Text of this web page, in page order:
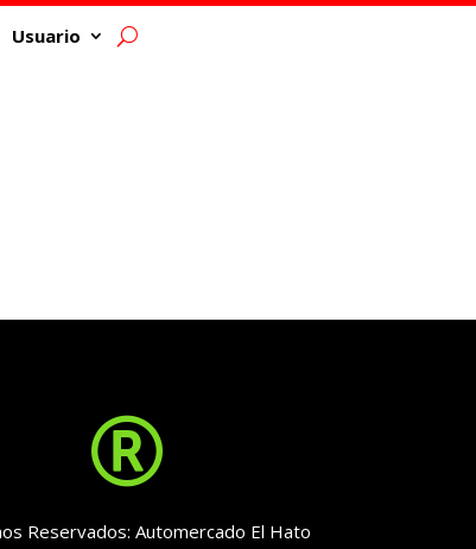
Usuario

Reservados: Automercado El Hato